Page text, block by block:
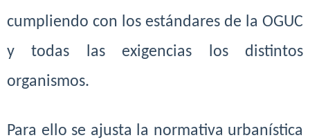
cumpliendo con los estándares de la OGUC
y todas las exigencias los distintos
organismos.
Para ello se ajusta la normativa urbanística